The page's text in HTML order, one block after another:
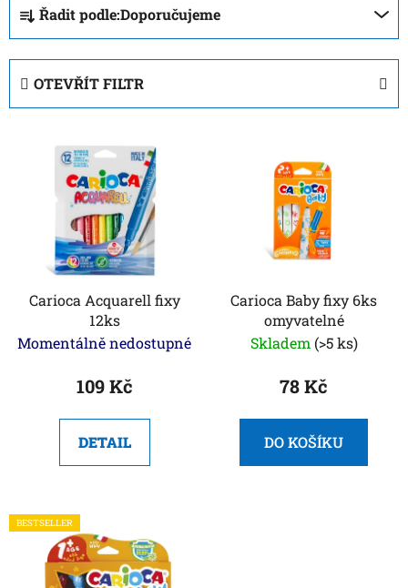
a
z
n
Řadit podle:Doporučujeme
OTEVŘÍT FILTR
u
Carioca Acquarell fixy
12ks
Momentálně nedostupné
109 Kč
DETAIL
Carioca Baby fixy 6ks
omyvatelné
Skladem (>5 ks)
78 Kč
DO KOŠÍKU
BESTSELLER